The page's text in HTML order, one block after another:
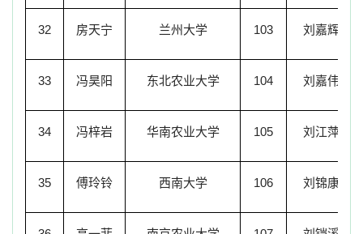
32 房天宁 兰州大学 103 刘嘉辉
33 冯昊阳 东北农业大学 104 刘嘉伟
34 冯梓岩 华南农业大学 105 刘江萍
35 傅玲铃 西南大学 106 刘锦康